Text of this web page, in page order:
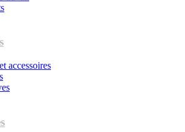
accessoires